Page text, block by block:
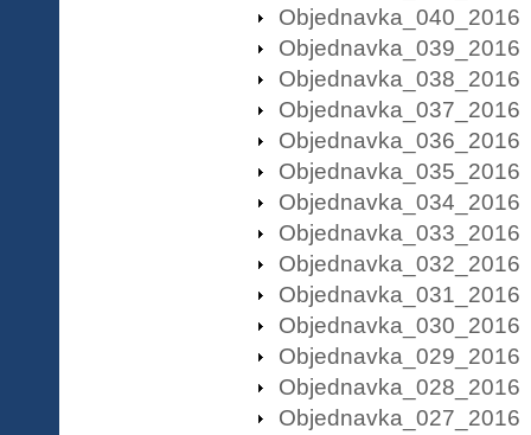
Objednavka_040_2016
Objednavka_039_2016
Objednavka_038_2016
Objednavka_037_2016
Objednavka_036_2016
Objednavka_035_2016
Objednavka_034_2016
Objednavka_033_2016
Objednavka_032_2016
Objednavka_031_2016
Objednavka_030_2016
Objednavka_029_2016
Objednavka_028_2016
Objednavka_027_2016